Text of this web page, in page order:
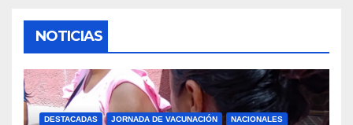
NOTICIAS
DESTACADAS JORNADA DE VACUNACIÓN
NACIONALES